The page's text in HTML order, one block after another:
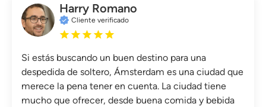
Harry Romano
Cliente verificado
Si estás buscando un buen destino para una
despedida de soltero, Ámsterdam es una ciudad que
merece la pena tener en cuenta. La ciudad tiene
mucho que ofrecer, desde buena comida y bebida